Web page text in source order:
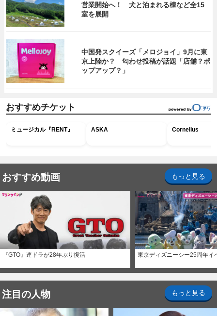
営業開始へ！ 犬と泊まれる棟など全15
室を展開
中国発スクイーズ「メロジョイ」9月に東
京上陸か？ 匂わせ投稿が話題「店舗？ポ
ップアップ？」
おすすめチケット
ミュージカル『RENT』 ASKA Cornelius
おすすめ動画 もっと見る
『GTO』連ドラが28年ぶり復活 東京ディズニーシー25周年イ
注目の人物 もっと見る